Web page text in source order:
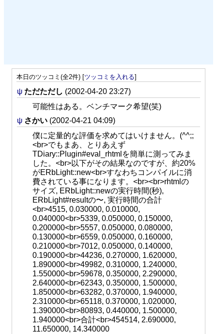
本日のツッコミ(全2件) [ツッコミを入れる]
ψ ただただし (2002-04-20 23:27)
可能性はある。ベンチマーク希望(笑)
ψ さかい (2002-04-21 04:09)
僕に定量的な評価を求めてはいけません。(^^;;
<br>でもまあ、とりあえず
TDiary::Plugin#eval_rhtmlを簡単に測ってみま
した。<br>以下がその結果なのですが、約20%
がERbLight::new<br>すなわちコンパイルに消
費されている事になります。<br><br>rhtmlの
サイズ, ERbLight::newの実行時間(秒),
ERbLight#resultの〜, 実行時間の合計
<br>4515, 0.030000, 0.010000,
0.040000<br>5339, 0.050000, 0.150000,
0.200000<br>5557, 0.050000, 0.080000,
0.130000<br>6559, 0.050000, 0.160000,
0.210000<br>7012, 0.050000, 0.140000,
0.190000<br>44236, 0.270000, 1.620000,
1.890000<br>49982, 0.310000, 1.240000,
1.550000<br>59678, 0.350000, 2.290000,
2.640000<br>62343, 0.350000, 1.500000,
1.850000<br>63282, 0.370000, 1.940000,
2.310000<br>65118, 0.370000, 1.020000,
1.390000<br>80893, 0.440000, 1.500000,
1.940000<br>合計<br>454514, 2.690000,
11.650000, 14.340000